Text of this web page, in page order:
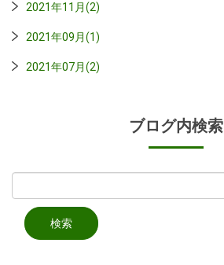
2021年11月(2)
2021年09月(1)
2021年07月(2)
ブログ内検索